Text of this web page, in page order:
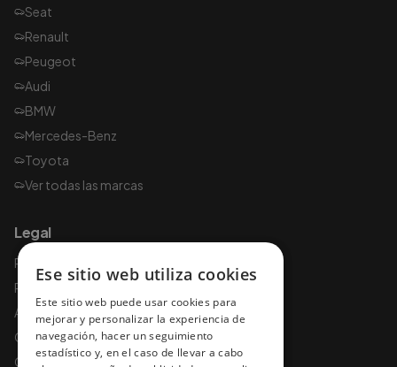
Seat
Renault
Peugeot
Audi
BMW
Mercedes-Benz
Toyota
Ver todas las marcas
Legal
Política de privacidad
Política de cookies
Aviso legal
Condiciones de uso
Condiciones y garantías
Ese sitio web utiliza cookies
Este sitio web puede usar cookies para
mejorar y personalizar la experiencia de
navegación, hacer un seguimiento
estadístico y, en el caso de llevar a cabo